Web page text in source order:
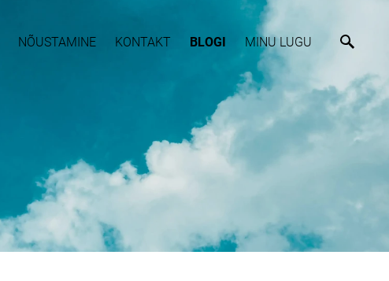
NÕUSTAMINE KONTAKT BLOGI MINU LUGU